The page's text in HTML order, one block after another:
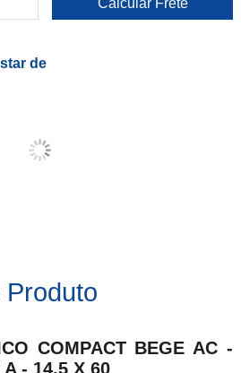
de
COMPACT BEGE AC -
- 14,5 X 60